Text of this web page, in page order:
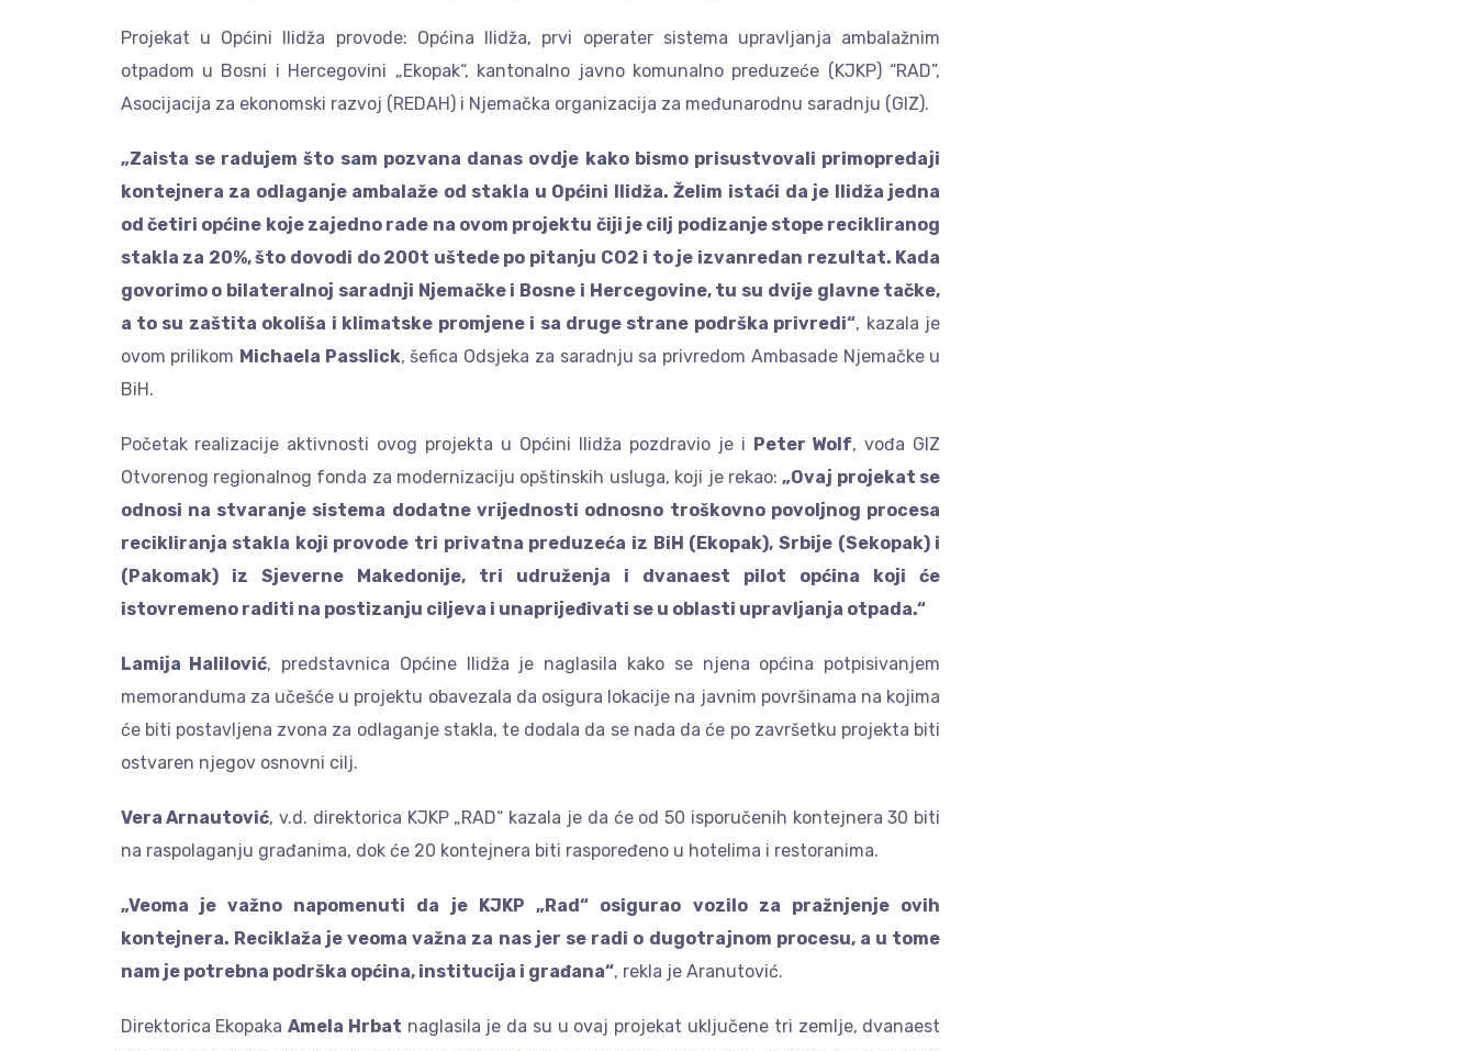
Projekat u Općini Ilidža provode: Općina Ilidža, prvi operater sistema upravljanja ambalažnim
otpadom u Bosni i Hercegovini „Ekopak“, kantonalno javno komunalno preduzeće (KJKP) “RAD”,
Asocijacija za ekonomski razvoj (REDAH) i Njemačka organizacija za međunarodnu saradnju (GIZ).
„Zaista se radujem što sam pozvana danas ovdje kako bismo prisustvovali primopredaji
kontejnera za odlaganje ambalaže od stakla u Općini Ilidža. Želim istaći da je Ilidža jedna
od četiri općine koje zajedno rade na ovom projektu čiji je cilj podizanje stope recikliranog
stakla za 20%, što dovodi do 200t uštede po pitanju CO2 i to je izvanredan rezultat. Kada
govorimo o bilateralnoj saradnji Njemačke i Bosne i Hercegovine, tu su dvije glavne tačke,
a to su zaštita okoliša i klimatske promjene i sa druge strane podrška privredi“, kazala je
ovom prilikom Michaela Passlick, šefica Odsjeka za saradnju sa privredom Ambasade Njemačke u
BiH.
Početak realizacije aktivnosti ovog projekta u Općini Ilidža pozdravio je i Peter Wolf, vođa GIZ
Otvorenog regionalnog fonda za modernizaciju opštinskih usluga, koji je rekao:„Ovaj projekat se
odnosi na stvaranje sistema dodatne vrijednosti odnosno troškovno povoljnog procesa
recikliranja stakla koji provode tri privatna preduzeća iz BiH (Ekopak), Srbije (Sekopak) i
(Pakomak) iz Sjeverne Makedonije, tri udruženja i dvanaest pilot općina koji će
istovremeno raditi na postizanju ciljeva i unaprijeđivati se u oblasti upravljanja otpada.“
Lamija Halilović, predstavnica Općine Ilidža je naglasila kako se njena općina potpisivanjem
memoranduma za učešće u projektu obavezala da osigura lokacije na javnim površinama na kojima
će biti postavljena zvona za odlaganje stakla, te dodala da se nada da će po završetku projekta biti
ostvaren njegov osnovni cilj.
Vera Arnautović, v.d. direktorica KJKP „RAD“ kazala je da će od 50 isporučenih kontejnera 30 biti
na raspolaganju građanima, dok će 20 kontejnera biti raspoređeno u hotelima i restoranima.
„Veoma je važno napomenuti da je KJKP „Rad“ osigurao vozilo za pražnjenje ovih
kontejnera. Reciklaža je veoma važna za nas jer se radi o dugotrajnom procesu, a u tome
nam je potrebna podrška općina, institucija i građana“, rekla je Aranutović.
Direktorica EkopakaAmela Hrbat naglasila je da su u ovaj projekat uključene tri zemlje, dvanaest